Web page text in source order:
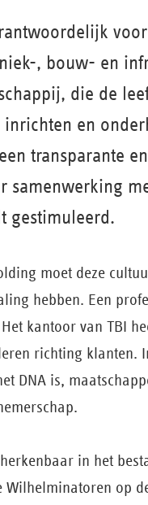
, bouw- en
die de
en
transparante
samenwerking
gestimuleerd.
moet deze
hebben. Een
kantoor van TBI
richting klanten.
DNA is,
in het
Wilhelminatoren op